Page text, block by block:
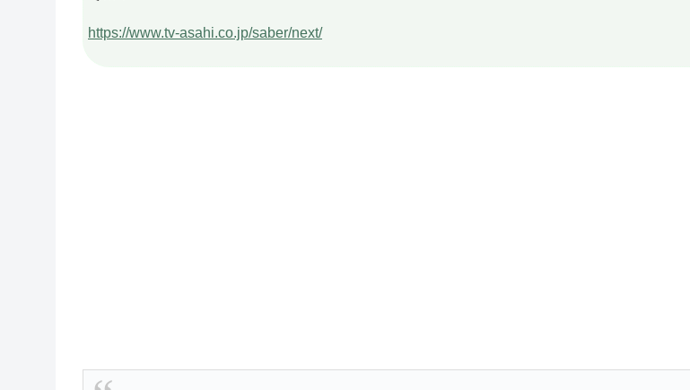
https://www.tv-asahi.co.jp/saber/next/